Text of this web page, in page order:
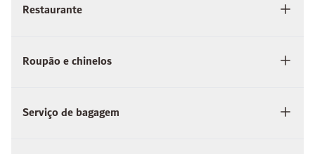
Restaurante
Roupão e chinelos
Serviço de bagagem